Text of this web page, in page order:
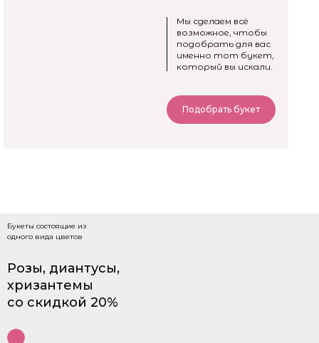
Подобрать букет
Мы сделаем всё
возможное, чтобы
подобрать для вас
именно тот букет,
который вы искали.
Букеты состоящие из
одного вида цветов
Розы, диантусы,
хризантемы
со скидкой 20%